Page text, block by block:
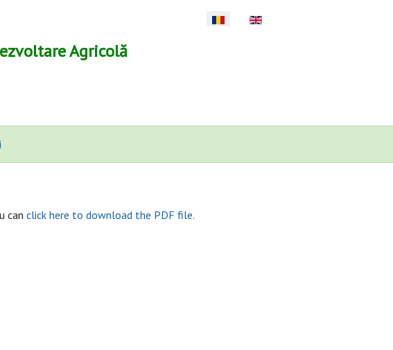
Agricolă
Selectați limba dvs
can click here to download the PDF file.